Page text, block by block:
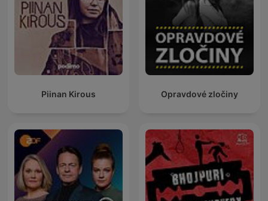
Piinan Kirous Opravdové zločiny